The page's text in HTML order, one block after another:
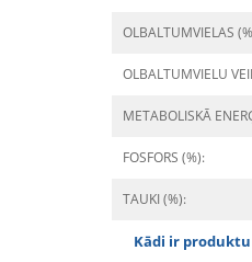
OLBALTUMVIELAS
OLBALTUMVIELU
METABOLISKĀ
FOSFORS (%):
TAUKI (%):
Kādi ir